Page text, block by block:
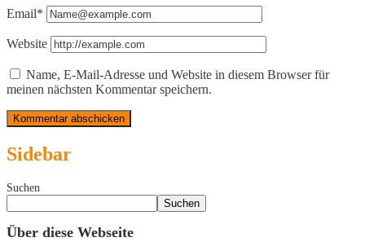
Email*
Website
Name, E-Mail-Adresse und Website in diesem Browser für
meinen nächsten Kommentar speichern.
Sidebar
Suchen
Suchen
Über diese Webseite